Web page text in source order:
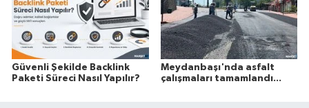
Güvenli Şekilde Backlink
Paketi Süreci Nasıl Yapılır?
Meydanbaşı'nda asfalt
çalışmaları tamamlandı...